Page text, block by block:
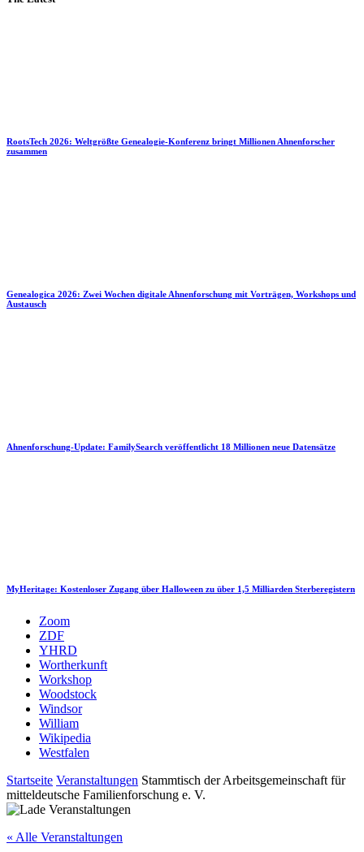
RootsTech 2026: Weltgrößte Genealogie-Konferenz bringt Millionen Ahnenforscher
zusammen
Genealogica 2026: Zwei Wochen digitale Ahnenforschung mit Vorträgen, Workshops und
Austausch
Ahnenforschung-Update: FamilySearch veröffentlicht 18 Millionen neue Datensätze
MyHeritage: Kostenloser Zugang über Halloween zu über 1,5 Milliarden Sterberegistern
Zoom
ZDF
YHRD
Wortherkunft
Workshop
Woodstock
Windsor
William
Wikipedia
Westfalen
Startseite Veranstaltungen Stammtisch der Arbeitsgemeinschaft für
mitteldeutsche Familienforschung e. V.
« Alle Veranstaltungen